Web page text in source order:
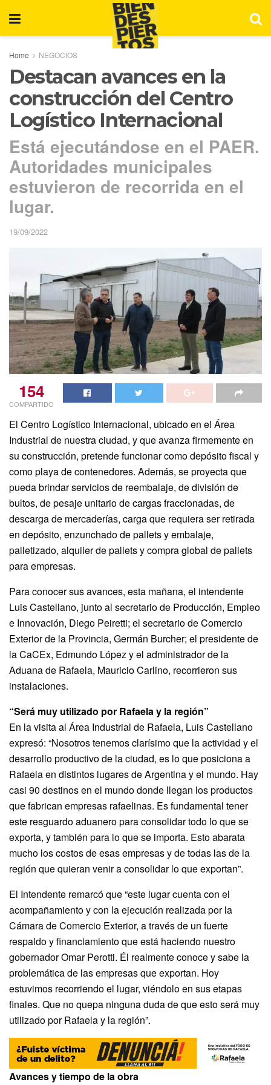
Home NEGOCIOS
Destacan avances en la
construcción del Centro
Logístico Internacional
Está ejecutándose en el PAER.
Autoridades municipales
estuvieron de recorrida en el
lugar.
19/09/2022
154
COMPARTIDO
El Centro Logístico Internacional, ubicado en el Área
Industrial de nuestra ciudad, y que avanza firmemente en
su construcción, pretende funcionar como depósito fiscal y
como playa de contenedores. Además, se proyecta que
pueda brindar servicios de reembalaje, de división de
bultos, de pesaje unitario de cargas fraccionadas, de
descarga de mercaderías, carga que requiera ser retirada
en depósito, enzunchado de pallets y embalaje,
palletizado, alquiler de pallets y compra global de pallets
para empresas.
Para conocer sus avances, esta mañana, el intendente
Luis Castellano, junto al secretario de Producción, Empleo
e Innovación, Diego Peiretti; el secretario de Comercio
Exterior de la Provincia, Germán Burcher; el presidente de
la CaCEx, Edmundo López y el administrador de la
Aduana de Rafaela, Mauricio Carlino, recorrieron sus
instalaciones.
“Será muy utilizado por Rafaela y la región”
En la visita al Área Industrial de Rafaela, Luis Castellano
expresó: “Nosotros tenemos clarísimo que la actividad y el
desarrollo productivo de la ciudad, es lo que posiciona a
Rafaela en distintos lugares de Argentina y el mundo. Hay
casi 90 destinos en el mundo donde llegan los productos
que fabrican empresas rafaelinas. Es fundamental tener
este resguardo aduanero para consolidar todo lo que se
exporta, y también para lo que se importa. Esto abarata
mucho los costos de esas empresas y de todas las de la
región que quieran venir a consolidar lo que exportan”.
El Intendente remarcó que “este lugar cuenta con el
acompañamiento y con la ejecución realizada por la
Cámara de Comercio Exterior, a través de un fuerte
respaldo y financiamiento que está haciendo nuestro
gobernador Omar Perotti. Él realmente conoce y sabe la
problemática de las empresas que exportan. Hoy
estuvimos recorriendo el lugar, viéndolo en sus etapas
finales. Que no quepa ninguna duda de que esto será muy
utilizado por Rafaela y la región”.
Avances y tiempo de la obra